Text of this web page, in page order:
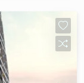
possui
com
ao